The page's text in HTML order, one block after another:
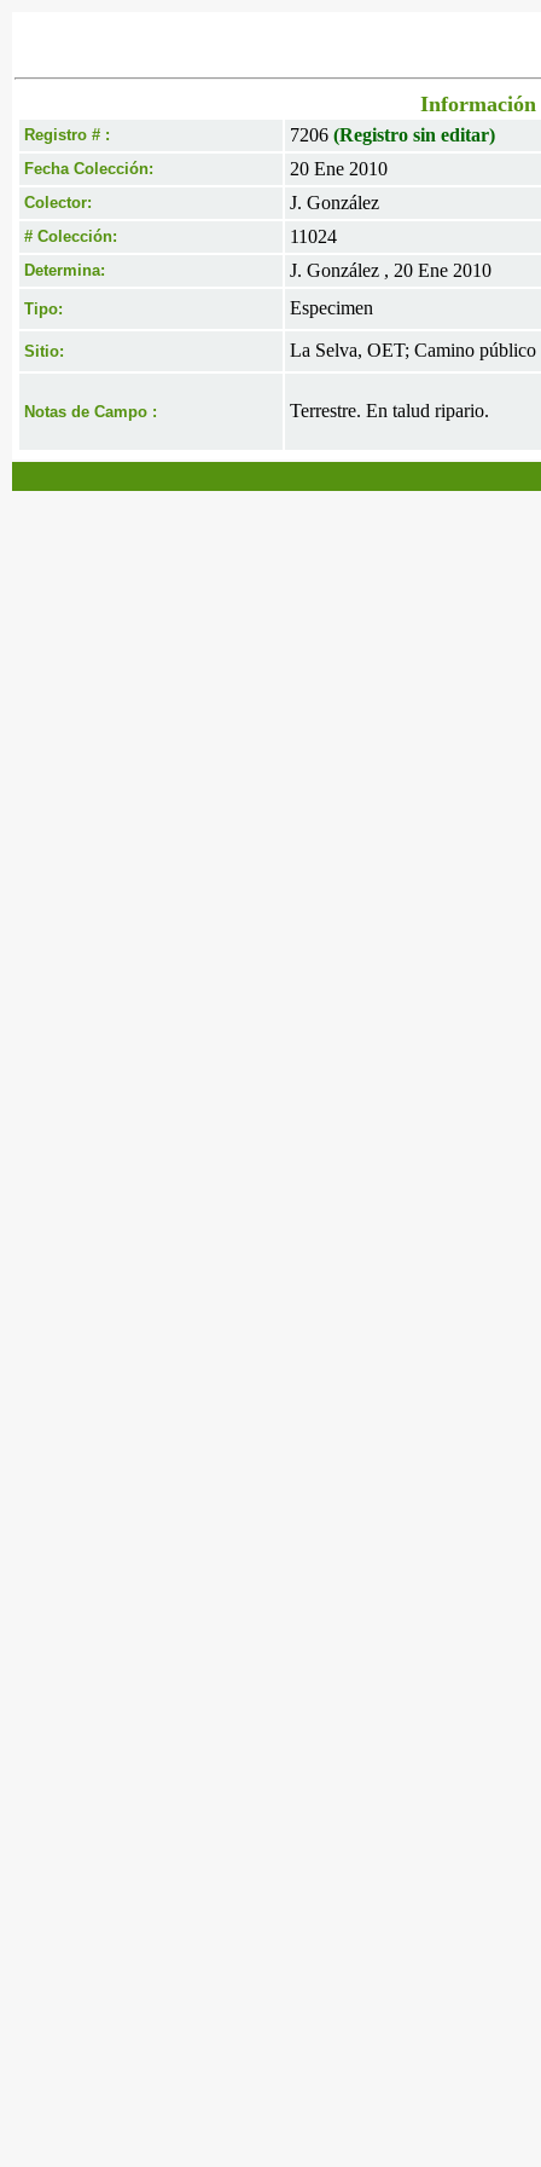
Información
Registro # : 7206 (Registro sin editar)
Fecha Colección: 20 Ene 2010
Colector: J. González
# Colección: 11024
Determina: J. González , 20 Ene 2010
Tipo: Especimen
Sitio: La Selva, OET; Camino público
Notas de Campo : Terrestre. En talud ripario.